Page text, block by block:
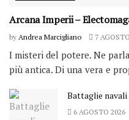
Arcana Imperii –
by Andrea Marcigliano 7
I misteri del potere. Ne
più antica. Di una vera e
Battaglie navali
6 AGOSTO 2026